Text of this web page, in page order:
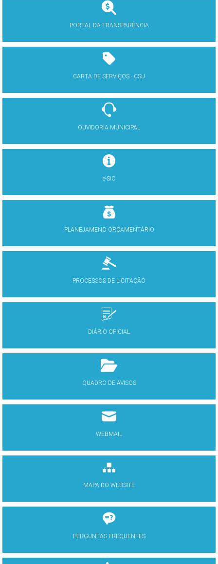
PORTAL DA TRANSPARÊNCIA
CARTA DE SERVIÇOS - CSU
OUVIDORIA MUNICIPAL
e-SIC
PLANEJAMENO ORÇAMENTÁRIO
PROCESSOS DE LICITAÇÃO
DIÁRIO OFICIAL
QUADRO DE AVISOS
WEBMAIL
MAPA DO WEBSITE
PERGUNTAS FREQUENTES